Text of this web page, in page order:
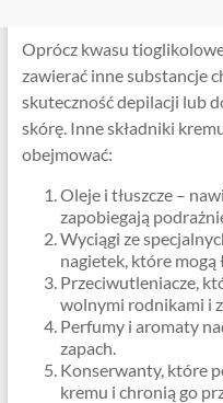
Oprócz kwasu
zawierać inne substancje
skuteczność depilacji lub
skórę. Inne składniki
obejmować:
Oleje i tłuszcze –
zapobiegają
Wyciągi ze
nagietek, które mogą
Przeciwutleniacze,
wolnymi rodnikami i
Perfumy i aromaty
zapach.
Konserwanty, które
kremu i chronią go